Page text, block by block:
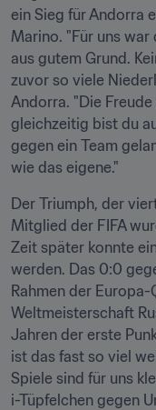
ein Sieg für Andorra
Marino. "Für uns war
aus gutem Grund.
zuvor so viele
Andorra. "Die
gleichzeitig bist du
gegen ein Team
wie das eigene."
Der Triumph, der
Mitglied der FIFA
Zeit später konnte
werden. Das 0:0
Rahmen der
Weltmeisterschaft
Jahren der erste
ist das fast so viel
Spiele sind für uns
i-Tüpfelchen gegen